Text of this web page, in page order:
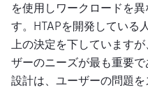
を使用しワークロードを
す。HTAPを開発している
上の決定を下しています
ザーのニーズが最も重要
設計は、ユーザーの問題